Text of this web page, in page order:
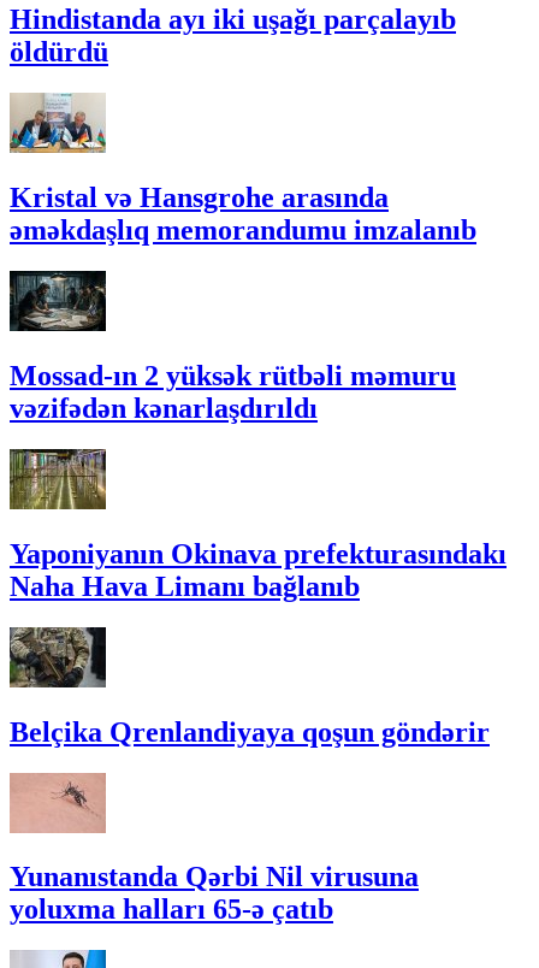
Hindistanda ayı iki uşağı parçalayıb
öldürdü
Kristal və Hansgrohe arasında
əməkdaşlıq memorandumu imzalanıb
Mossad-ın 2 yüksək rütbəli məmuru
vəzifədən kənarlaşdırıldı
Yaponiyanın Okinava prefekturasındakı
Naha Hava Limanı bağlanıb
Belçika Qrenlandiyaya qoşun göndərir
Yunanıstanda Qərbi Nil virusuna
yoluxma halları 65-ə çatıb